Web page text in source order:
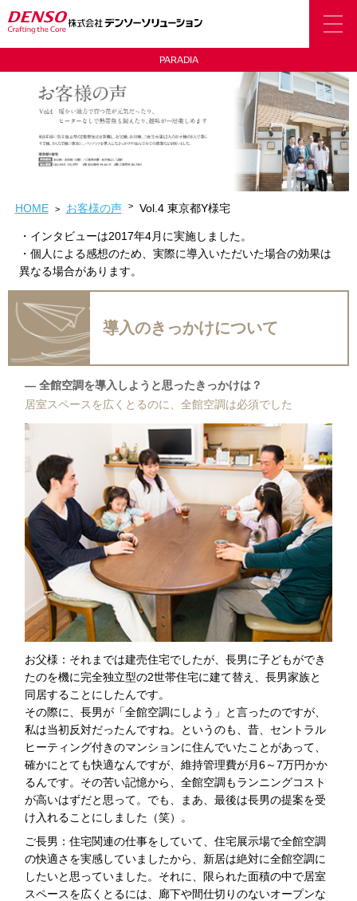
PARADIA
HOME お客様の声 Vol.4 東京都Y様宅
・インタビューは2017年4月に実施しました。
・個人による感想のため、実際に導入いただいた場合の効果は
異なる場合があります。
導入のきっかけについて
― 全館空調を導入しようと思ったきっかけは？
居室スペースを広くとるのに、全館空調は必須でした
お父様：それまでは建売住宅でしたが、長男に子どもができ
たのを機に完全独立型の2世帯住宅に建て替え、長男家族と
同居することにしたんです。
その際に、長男が「全館空調にしよう」と言ったのですが、
私は当初反対だったんですね。というのも、昔、セントラル
ヒーティング付きのマンションに住んでいたことがあって、
確かにとても快適なんですが、維持管理費が月6～7万円かか
るんです。その苦い記憶から、全館空調もランニングコスト
が高いはずだと思って。でも、まあ、最後は長男の提案を受
け入れることにしました（笑）。
ご長男：住宅関連の仕事をしていて、住宅展示場で全館空調
の快適さを実感していましたから、新居は絶対に全館空調に
したいと思っていました。それに、限られた面積の中で居室
スペースを広くとるには、廊下や間仕切りのないオープンな